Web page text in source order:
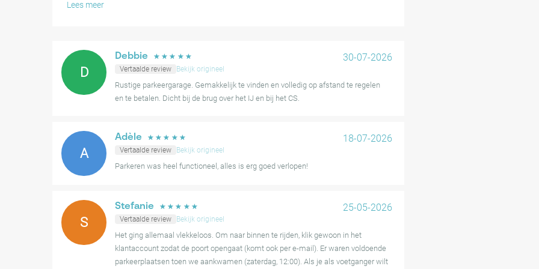
sommige gebruikers opgemerkt dat voetgangersdeuren soms even nodig hebben om te
openen of een korte uitleg vereisen over het uitgangsproces. Over het geheel genomen
wordt deze parkeervoorziening ten zeerste aanbevolen vanwege het gemak en de
uitstekende ligging.
Lees meer
D
Debbie ☆ ☆ ☆ ☆ ☆
Vertaalde review
Bekijk origineel
Rustige parkeergarage. Gemakkelijk te vinden en volledig op afstand te regelen
en te betalen. Dicht bij de brug over het IJ en bij het CS.
30-07-2026
A
Adèle ☆ ☆ ☆ ☆ ☆
Vertaalde review
Bekijk origineel
Parkeren was heel functioneel, alles is erg goed verlopen!
18-07-2026
S
Stefanie ☆ ☆ ☆ ☆ ☆
Vertaalde review
Bekijk origineel
Het ging allemaal vlekkeloos. Om naar binnen te rijden, klik gewoon in het
klantaccount zodat de poort opengaat (komt ook per e-mail). Er waren voldoende
parkeerplaatsen toen we aankwamen (zaterdag, 12:00). Als je als voetganger wilt
25-05-2026